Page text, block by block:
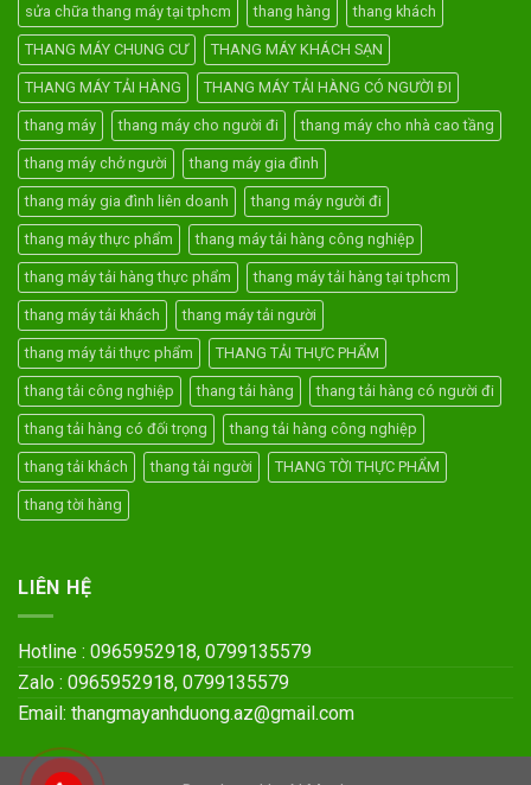
sửa chữa thang máy tại tphcm thang hàng thang khách
THANG MÁY CHUNG CƯ THANG MÁY KHÁCH SẠN
THANG MÁY TẢI HÀNG THANG MÁY TẢI HÀNG CÓ NGƯỜI ĐI
thang máy thang máy cho người đi thang máy cho nhà cao tầng
thang máy chở người thang máy gia đình
thang máy gia đình liên doanh thang máy người đi
thang máy thực phẩm thang máy tải hàng công nghiệp
thang máy tải hàng thực phẩm thang máy tải hàng tại tphcm
thang máy tải khách thang máy tải người
thang máy tải thực phẩm THANG TẢI THỰC PHẨM
thang tải công nghiệp thang tải hàng thang tải hàng có người đi
thang tải hàng có đối trọng thang tải hàng công nghiệp
thang tải khách thang tải người THANG TỜI THỰC PHẨM
thang tời hàng
LIÊN HỆ
Hotline : 0965952918, 0799135579
Zalo : 0965952918, 0799135579
Email: thangmayanhduong.az@gmail.com